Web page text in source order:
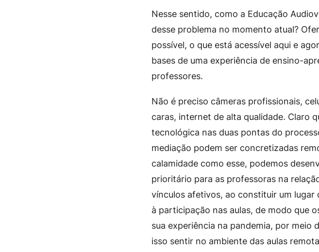
Nesse sentido, como a Educação
desse problema no momento atual?
possível, o que está acessível aqui e
bases de uma experiência de ensino-
professores.
Não é preciso câmeras profissionais,
caras, internet de alta qualidade. Claro
tecnológica nas duas pontas do
mediação podem ser concretizadas
calamidade como esse, podemos
prioritário para as professoras na
vínculos afetivos, ao constituir um
à participação nas aulas, de modo que
sua experiência na pandemia, por meio
isso sentir no ambiente das aulas